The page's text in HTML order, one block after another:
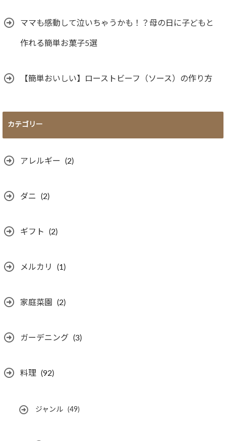
ママも感動して泣いちゃうかも！？母の日に子どもと
作れる簡単お菓子5選
【簡単おいしい】ローストビーフ（ソース）の作り方
カテゴリー
アレルギー (2)
ダニ (2)
ギフト (2)
メルカリ (1)
家庭菜園 (2)
ガーデニング (3)
料理 (92)
ジャンル (49)